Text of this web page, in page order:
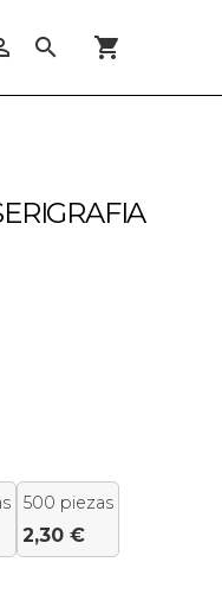
search shopping_cart
500 piezas
2,30 €